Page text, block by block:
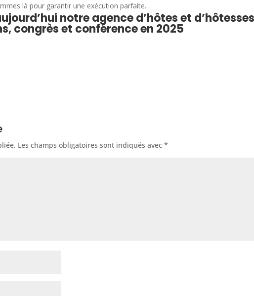
là pour garantir une exécution parfaite.
notre agence d’hôtes et
congrès et conférence en 2025
Les champs obligatoires sont indiqués avec*